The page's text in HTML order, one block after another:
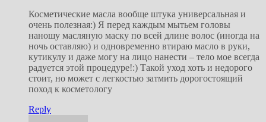
Косметические масла вообще штука универсальная и
очень полезная:) Я перед каждым мытьем головы
наношу масляную маску по всей длине волос (иногда на
ночь оставляю) и одновременно втираю масло в руки,
кутикулу и даже могу на лицо нанести – тело мое всегда
радуется этой процедуре!:) Такой уход хоть и недорого
стоит, но может с легкостью затмить дорогостоящий
поход к косметологу
Reply